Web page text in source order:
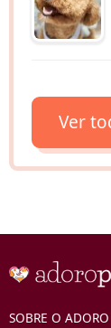
Ver
SOBRE O ADORO